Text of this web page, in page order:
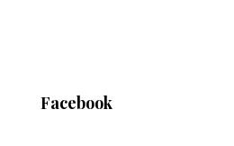
Facebook